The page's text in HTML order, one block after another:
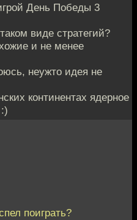
День Победы 3
виде стратегий?
и не менее
неужто идея не
континентах ядерное
поиграть?